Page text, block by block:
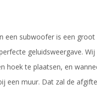
een subwoofer is een groot
geluidsweergave.
hoek te plaatsen, en
een muur. Dat zal de